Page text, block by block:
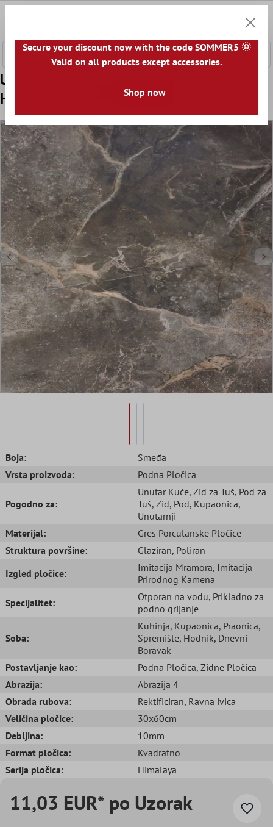
Uzorak Podne Pločice Imitacija Mramora
Himalaya Smeđa Poliran 60x60cm
Boja:
Smeđa
Vrsta proizvoda:
Podna Pločica
Pogodno za:
Unutar Kuće, Zid za Tuš, Pod za
Tuš, Zid, Pod, Kupaonica,
Unutarnji
Materijal:
Gres Porculanske Pločice
Struktura površine:
Glaziran, Poliran
Izgled pločice:
Imitacija Mramora, Imitacija
Prirodnog Kamena
Specijalitet:
Otporan na vodu, Prikladno za
podno grijanje
Soba:
Kuhinja, Kupaonica, Praonica,
Spremište, Hodnik, Dnevni
Boravak
Postavljanje kao:
Podna Pločica, Zidne Pločica
Abrazija:
Abrazija 4
Obrada rubova:
Rektificiran, Ravna ivica
Veličina pločice:
30x60cm
Debljina:
10mm
Format pločica:
Kvadratno
Serija pločica:
Himalaya
11,03 EUR* po Uzorak
Secure your discount now with the code SOMMER5 🌞
Valid on all products except accessories.
Shop now